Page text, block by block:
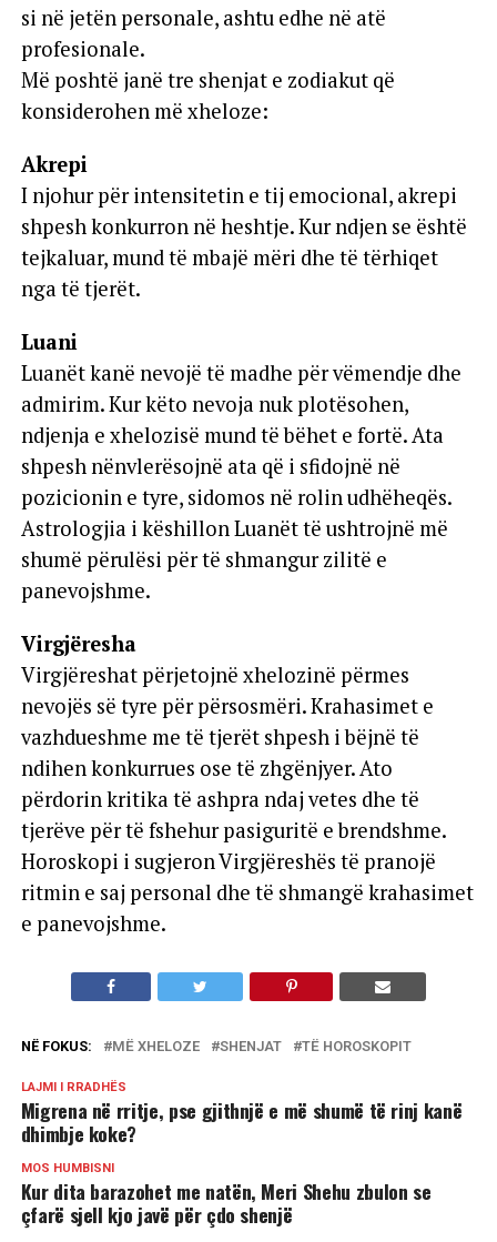
si në jetën personale, ashtu edhe në atë
profesionale.
Më poshtë janë tre shenjat e zodiakut që
konsiderohen më xheloze:
Akrepi
I njohur për intensitetin e tij emocional, akrepi
shpesh konkurron në heshtje. Kur ndjen se është
tejkaluar, mund të mbajë mëri dhe të tërhiqet
nga të tjerët.
Luani
Luanët kanë nevojë të madhe për vëmendje dhe
admirim. Kur këto nevoja nuk plotësohen,
ndjenja e xhelozisë mund të bëhet e fortë. Ata
shpesh nënvlerësojnë ata që i sfidojnë në
pozicionin e tyre, sidomos në rolin udhëheqës.
Astrologjia i këshillon Luanët të ushtrojnë më
shumë përulësi për të shmangur zilitë e
panevojshme.
Virgjëresha
Virgjëreshat përjetojnë xhelozinë përmes
nevojës së tyre për përsosmëri. Krahasimet e
vazhdueshme me të tjerët shpesh i bëjnë të
ndihen konkurrues ose të zhgënjyer. Ato
përdorin kritika të ashpra ndaj vetes dhe të
tjerëve për të fshehur pasiguritë e brendshme.
Horoskopi i sugjeron Virgjëreshës të pranojë
ritmin e saj personal dhe të shmangë krahasimet
e panevojshme.
NË FOKUS: MË XHELOZE SHENJAT TË HOROSKOPIT
LAJMI I RRADHËS
Migrena në rritje, pse gjithnjë e më shumë të rinj kanë
dhimbje koke?
MOS HUMBISNI
Kur dita barazohet me natën, Meri Shehu zbulon se
çfarë sjell kjo javë për çdo shenjë